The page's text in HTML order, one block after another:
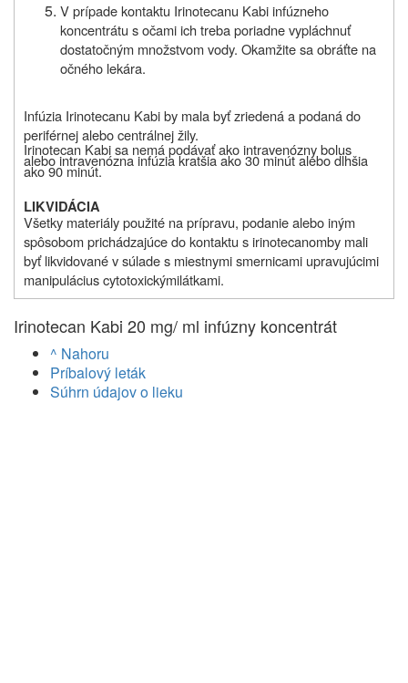
V prípade kontaktu Irinotecanu Kabi infúzneho
koncentrátu s očami ich treba poriadne vypláchnuť
dostatočným množstvom vody. Okamžite sa obráťte na
očného lekára.
Infúzia Irinotecanu Kabi by mala byť zriedená a podaná do
periférnej alebo centrálnej žily.
Irinotecan Kabi sa nemá podávať ako intravenózny bolus
alebo intravenózna infúzia kratšia ako 30 minút alebo dlhšia
ako 90 minút.
LIKVIDÁCIA
Všetky materiály použité na prípravu, podanie aleboiným
spôsobom prichádzajúce do kontaktu sirinotecanomby mali
byť likvidované v súlade s miestnymi smernicami upravujúcimi
manipuláciuscytotoxickýmilátkami.
Irinotecan Kabi 20 mg/ ml infúzny koncentrát
^ Nahoru
Príbalový leták
Súhrn údajov o lieku